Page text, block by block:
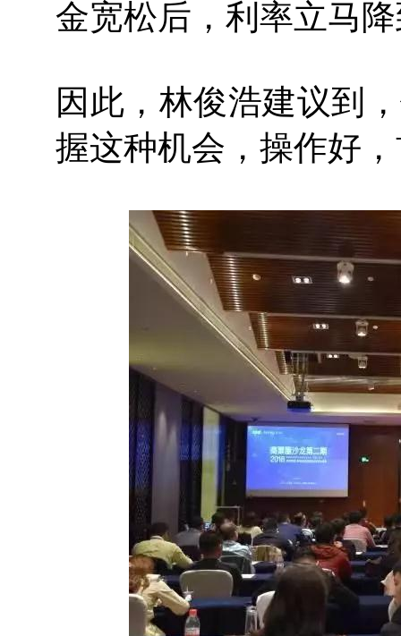
金宽松后，利率立马
因此，林俊浩建议到
握这种机会，操作好